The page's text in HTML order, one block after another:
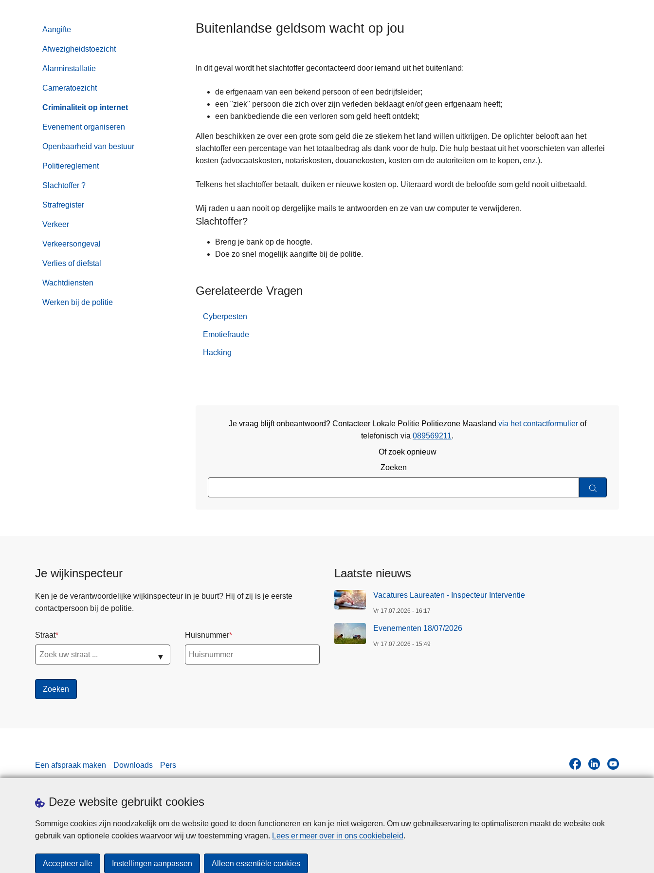
Deze website gebruikt cookies
Sommige cookies zijn noodzakelijk om de website goed te doen functioneren en kan je niet weigeren. Om uw gebruikservaring te optimaliseren maakt de website ook
gebruik van optionele cookies waarvoor wij uw toestemming vragen. Lees er meer over in ons cookiebeleid.
Accepteer alle Instellingen aanpassen Alleen essentiële cookies
Aangifte
Afwezigheidstoezicht
Alarminstallatie
Cameratoezicht
Criminaliteit op internet
Evenement organiseren
Openbaarheid van bestuur
Politiereglement
Slachtoffer ?
Strafregister
Verkeer
Verkeersongeval
Verlies of diefstal
Wachtdiensten
Werken bij de politie
Buitenlandse geldsom wacht op jou
In dit geval wordt het slachtoffer gecontacteerd door iemand uit het buitenland:
de erfgenaam van een bekend persoon of een bedrijfsleider;
een "ziek" persoon die zich over zijn verleden beklaagt en/of geen erfgenaam heeft;
een bankbediende die een verloren som geld heeft ontdekt;
Allen beschikken ze over een grote som geld die ze stiekem het land willen uitkrijgen. De oplichter belooft aan het
slachtoffer een percentage van het totaalbedrag als dank voor de hulp. Die hulp bestaat uit het voorschieten van allerlei
kosten (advocaatskosten, notariskosten, douanekosten, kosten om de autoriteiten om te kopen, enz.).
Telkens het slachtoffer betaalt, duiken er nieuwe kosten op. Uiteraard wordt de beloofde som geld nooit uitbetaald.
Wij raden u aan nooit op dergelijke mails te antwoorden en ze van uw computer te verwijderen.
Slachtoffer?
Breng je bank op de hoogte.
Doe zo snel mogelijk aangifte bij de politie.
Gerelateerde Vragen
Cyberpesten
Emotiefraude
Hacking
Je vraag blijft onbeantwoord? Contacteer Lokale Politie Politiezone Maasland via het contactformulierof
telefonisch via 089569211.
Of zoek opnieuw
Zoeken
Je wijkinspecteur
Ken je de verantwoordelijke wijkinspecteur in je buurt? Hij of zij is je eerste
contactpersoon bij de politie.
Straat
▼
Huisnummer
Laatste nieuws
Vacatures Laureaten - Inspecteur Interventie
Vr 17.07.2026 - 16:17
Evenementen 18/07/2026
Vr 17.07.2026 - 15:49
Een afspraak maken Downloads Pers
Disclaimer Privacy Cookies Toegankelijkheid
© 2026 Politie.be